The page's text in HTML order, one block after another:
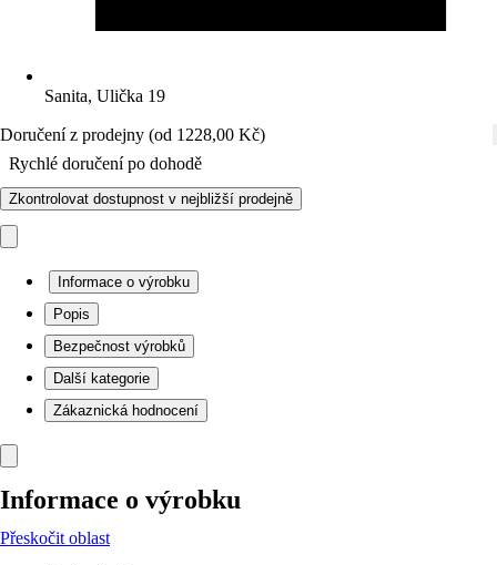
Sanita, Ulička 19
Doručení z prodejny (od 1228,00 Kč)
Rychlé doručení po dohodě
Zkontrolovat dostupnost v nejbližší prodejně
Informace o výrobku
Popis
Bezpečnost výrobků
Další kategorie
Zákaznická hodnocení
Informace o výrobku
Přeskočit oblast